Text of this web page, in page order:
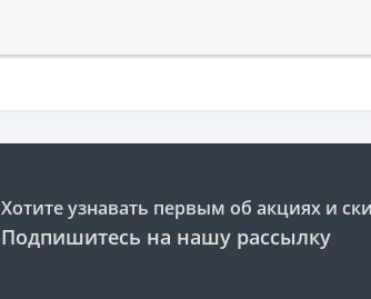
Хотите узнавать первым об акциях и
Подпишитесь на нашу рассылку